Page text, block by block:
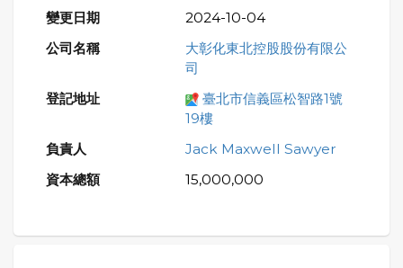
2024-10-04
大彰化東北控股股份有限公
司
臺北市信義區松智路1號
19樓
Jack Maxwell Sawyer
15,000,000